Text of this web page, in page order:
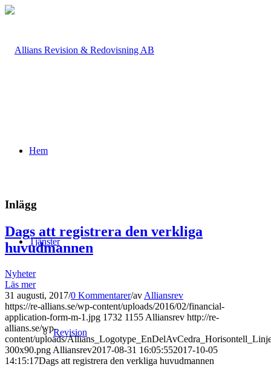
Hem
Tjänster
Revision
Inlägg
Dags att registrera den verkliga
huvudmannen
Nyheter
Läs mer
31 augusti, 2017/0 Kommentarer/av Alliansrev
https://re-allians.se/wp-content/uploads/2016/02/financial-
application-form-m-1.jpg 1732 1155 Alliansrev http://re-
allians.se/wp-
content/uploads/
300x90.png Alliansrev2017-08-31 16:05:552017-10-05
14:15:17Dags att registrera den verkliga huvudmannen